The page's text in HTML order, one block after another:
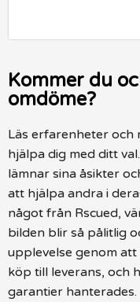
Kommer du
omdöme?
Läs erfarenheter och
hjälpa dig med ditt
lämnar sina åsikter
att hjälpa andra i
något från Rscued,
bilden blir så pålitlig
upplevelse genom
köp till leverans, och
garantier hanterades.